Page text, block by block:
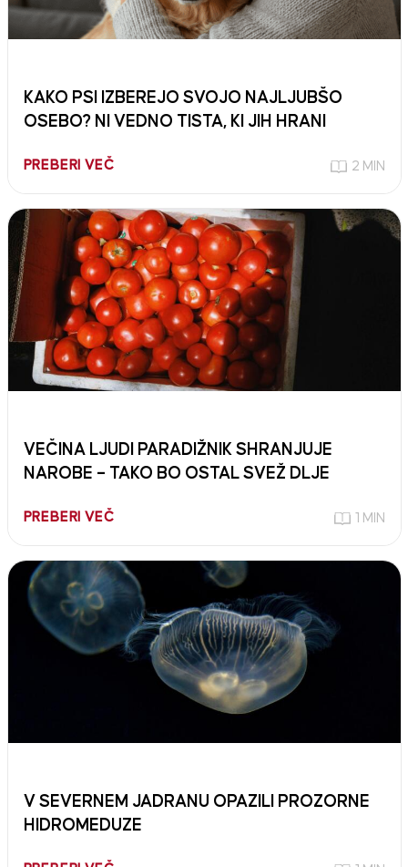
KAKO PSI IZBEREJO SVOJO NAJLJUBŠO
OSEBO? NI VEDNO TISTA, KI JIH HRANI
PREBERI VEČ 2 MIN
VEČINA LJUDI PARADIŽNIK SHRANJUJE
NAROBE – TAKO BO OSTAL SVEŽ DLJE
PREBERI VEČ 1 MIN
V SEVERNEM JADRANU OPAZILI PROZORNE
HIDROMEDUZE